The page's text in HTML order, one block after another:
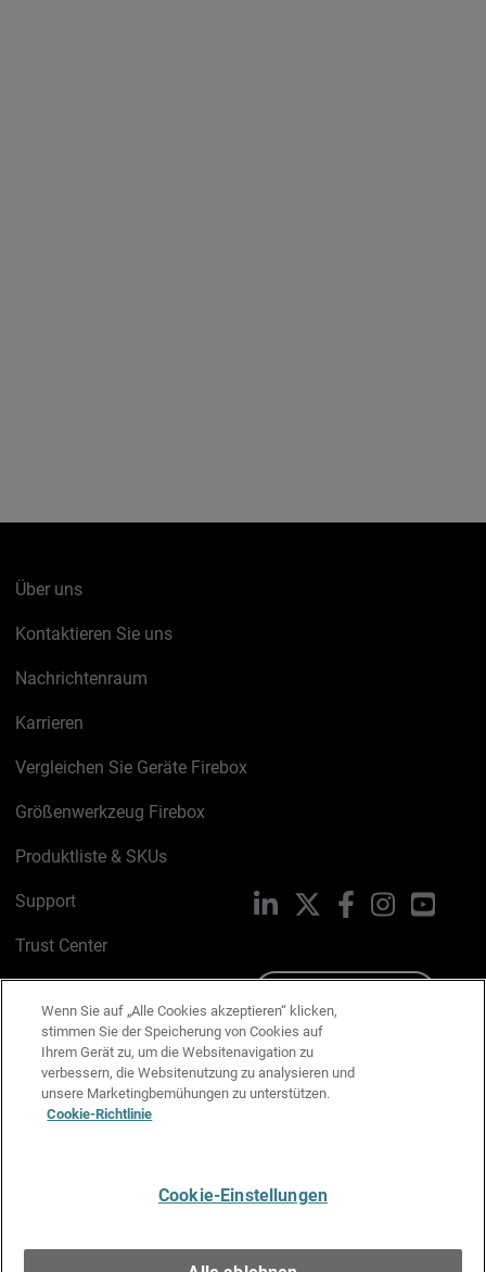
Über uns
Kontaktieren Sie uns
Nachrichtenraum
Karrieren
Vergleichen Sie Geräte Firebox
Größenwerkzeug Firebox
Produktliste & SKUs
Support
Trust Center
Cookie-Richtlinie
Datenschutzrichtlinie
Media & Brand Kit
LinkedIn FacebookInstagram
Wenn Sie auf „Alle Cookies akzeptieren“ klicken,
stimmen Sie der Speicherung von Cookies auf
Ihrem Gerät zu, um die Websitenavigation zu
verbessern, die Websitenutzung zu analysieren und
unsere Marketingbemühungen zu unterstützen.
Cookie-Richtlinie
Cookie-Einstellungen